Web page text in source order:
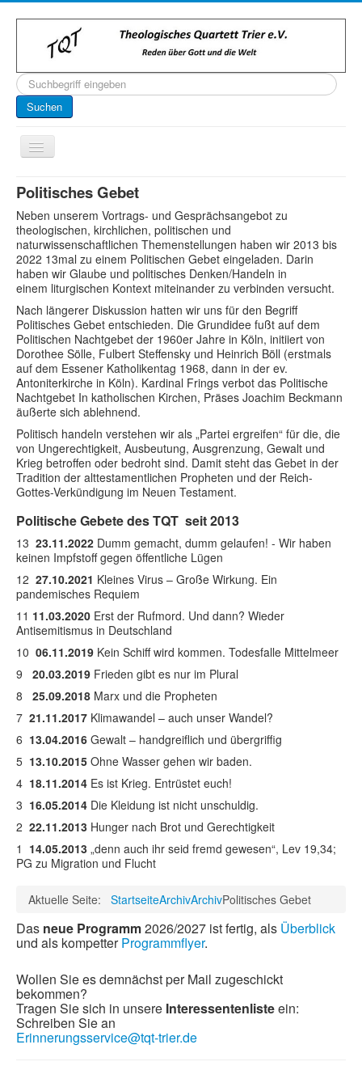
Suchen
...
Suchen
Toggle
Navigation
Startseite
Über uns
Kontakt
Veranstaltungen
Archiv
Impressum
Politisches Gebet
Neben unserem Vortrags- und Gesprächsangebot zu
theologischen, kirchlichen, politischen und
naturwissenschaftlichen Themenstellungen haben wir 2013 bis
2022 13mal zu einem Politischen Gebet eingeladen. Darin
haben wir Glaube und politisches Denken/Handeln in
einem liturgischen Kontext miteinander zu verbinden versucht.
Nach längerer Diskussion hatten wir uns für den Begriff
Politisches Gebet entschieden. Die Grundidee fußt auf dem
Politischen Nachtgebet der 1960er Jahre in Köln, initiiert von
Dorothee Sölle, Fulbert Steffensky und Heinrich Böll (erstmals
auf dem Essener Katholikentag 1968, dann in der ev.
Antoniterkirche in Köln). Kardinal Frings verbot das Politische
Nachtgebet In katholischen Kirchen, Präses Joachim Beckmann
äußerte sich ablehnend.
Politisch handeln verstehen wir als „Partei ergreifen“ für die, die
von Ungerechtigkeit, Ausbeutung, Ausgrenzung, Gewalt und
Krieg betroffen oder bedroht sind. Damit steht das Gebet in der
Tradition der alttestamentlichen Propheten und der Reich-
Gottes-Verkündigung im Neuen Testament.
Politische Gebete des TQT seit 2013
13 23.11.2022 Dumm gemacht, dumm gelaufen! - Wir haben
keinen Impfstoff gegen öffentliche Lügen
12 27.10.2021 Kleines Virus – Große Wirkung. Ein
pandemisches Requiem
11 11.03.2020 Erst der Rufmord. Und dann? Wieder
Antisemitismus in Deutschland
10 06.11.2019 Kein Schiff wird kommen. Todesfalle Mittelmeer
9 20.03.2019 Frieden gibt es nur im Plural
8
25.09.2018 Marx und die Propheten
7 21.11.2017 Klimawandel – auch unser Wandel?
6 13.04.2016 Gewalt – handgreiflich und übergriffig
5 13.10.2015 Ohne Wasser gehen wir baden.
4 18.11.2014 Es ist Krieg. Entrüstet euch!
3 16.05.2014 Die Kleidung ist nicht unschuldig.
2 22.11.2013 Hunger nach Brot und Gerechtigkeit
1 14.05.2013 „denn auch ihr seid fremd gewesen“, Lev 19,34;
PG zu Migration und Flucht
Aktuelle Seite: StartseiteArchivArchivPolitisches Gebet
Das neue Programm2026/2027 ist fertig, als Überblick
und als kompetterProgrammflyer.
Wollen Sie es demnächst per Mail zugeschickt
bekommen?
Tragen Sie sich in unsere Interessentenlisteein:
Schreiben Sie an
Erinnerungsservice@tqt-trier.de